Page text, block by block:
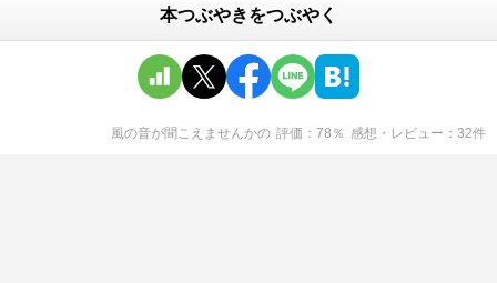
本つぶやきをつぶやく
風の音が聞こえませんかの 評価 78 ％ 感想・レビュー 32件